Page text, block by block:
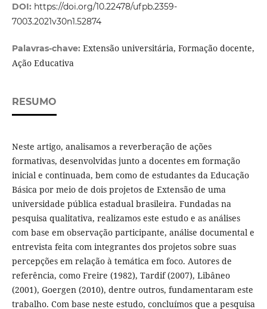
DOI: https://doi.org/10.22478/ufpb.2359-
7003.2021v30n1.52874
Palavras-chave: Extensão universitária, Formação docente,
Ação Educativa
RESUMO
Neste artigo, analisamos a reverberação de ações
formativas, desenvolvidas junto a docentes em formação
inicial e continuada, bem como de estudantes da Educação
Básica por meio de dois projetos de Extensão de uma
universidade pública estadual brasileira. Fundadas na
pesquisa qualitativa, realizamos este estudo e as análises
com base em observação participante, análise documental e
entrevista feita com integrantes dos projetos sobre suas
percepções em relação à temática em foco. Autores de
referência, como Freire (1982), Tardif (2007), Libâneo
(2001), Goergen (2010), dentre outros, fundamentaram este
trabalho. Com base neste estudo, concluímos que a pesquisa